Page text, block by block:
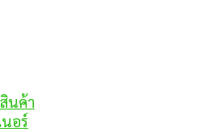
นค้า
อร์